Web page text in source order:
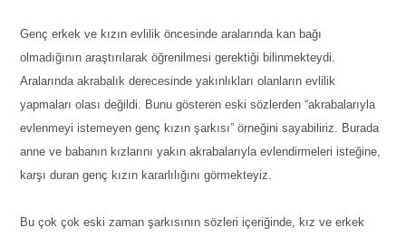
Genç erkek ve kızın evlilik öncesinde aralarında kan bağı
olmadığının araştırılarak öğrenilmesi gerektiği bilinmekteydi.
Aralarında akrabalık derecesinde yakınlıkları olanların evlilik
yapmaları olası değildi. Bunu gösteren eski sözlerden “akrabalarıyla
evlenmeyi istemeyen genç kızın şarkısı” örneğini sayabiliriz. Burada
anne ve babanın kızlarını yakın akrabalarıyla evlendirmeleri isteğine,
karşı duran genç kızın kararlılığını görmekteyiz.
Bu çok çok eski zaman şarkısının sözleri içeriğinde, kız ve erkek